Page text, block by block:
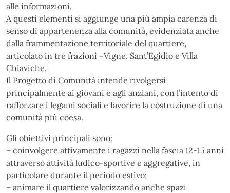
alle informazioni.
A questi elementi si aggiunge una più ampia carenza di
senso di appartenenza alla comunità, evidenziata anche
dalla frammentazione territoriale del quartiere,
articolato in tre frazioni –Vigne, Sant’Egidio e Villa
Chiaviche.
Il Progetto di Comunità intende rivolgersi
principalmente ai giovani e agli anziani, con l’intento di
rafforzare i legami sociali e favorire la costruzione di una
comunità più coesa.
Gli obiettivi principali sono:
– coinvolgere attivamente i ragazzi nella fascia 12-15 anni
attraverso attività ludico-sportive e aggregative, in
particolare durante il periodo estivo;
– animare il quartiere valorizzando anche spazi